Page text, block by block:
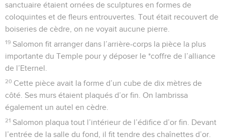
sanctuaire étaient ornées de sculptures en formes de
coloquintes et de fleurs entrouvertes. Tout était recouvert de
boiseries de cèdre, on ne voyait aucune pierre.
19 Salomon fit arranger dans l’arrière-corps la pièce la plus
importante du Temple pour y déposer le *coffre de l’alliance
de l’Eternel.
20 Cette pièce avait la forme d’un cube de dix mètres de
côté. Ses murs étaient plaqués d’or fin. On lambrissa
également un autel en cèdre.
21 Salomon plaqua tout l’intérieur de l’édifice d’or fin. Devant
l’entrée de la salle du fond, il fit tendre des chaînettes d’or.